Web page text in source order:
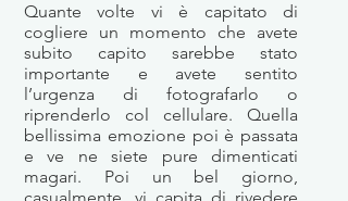
Quante volte vi è capitato di
cogliere un momento che avete
subito capito sarebbe stato
importante e avete sentito
l’urgenza di fotografarlo o
riprenderlo col cellulare. Quella
bellissima emozione poi è passata
e ve ne siete pure dimenticati
magari. Poi un bel giorno,